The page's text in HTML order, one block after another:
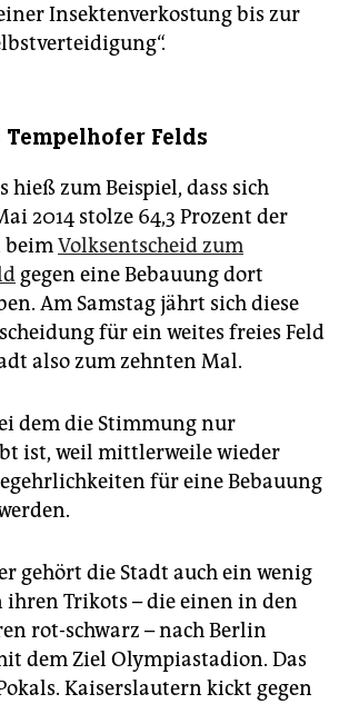
Insektenverkostung bis zur
Tempelhofer Felds
hieß zum Beispiel, dass sich
2014 stolze 64,3 Prozent der
beimVolksentscheid zum
gegen eine Bebauung dort
Am Samstag jährt sich diese
für ein weites freies Feld
also zum zehnten Mal.
dem die Stimmung nur
ist, weil mittlerweile wieder
für eine Bebauung
gehört die Stadt auch ein wenig
ihren Trikots – die einen in den
rot-schwarz – nach Berlin
dem Ziel Olympiastadion. Das
Kaiserslautern kickt gegen